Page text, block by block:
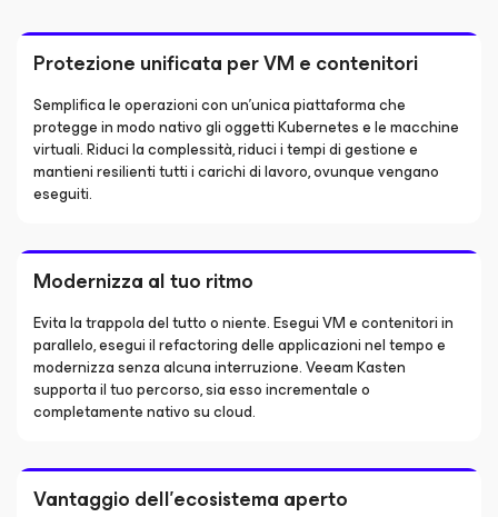
Protezione unificata per VM e contenitori
Semplifica le operazioni con un'unica piattaforma che
protegge in modo nativo gli oggetti Kubernetes e le macchine
virtuali. Riduci la complessità, riduci i tempi di gestione e
mantieni resilienti tutti i carichi di lavoro, ovunque vengano
eseguiti.
Modernizza al tuo ritmo
Evita la trappola del tutto o niente. Esegui VM e contenitori in
parallelo, esegui il refactoring delle applicazioni nel tempo e
modernizza senza alcuna interruzione. Veeam Kasten
supporta il tuo percorso, sia esso incrementale o
completamente nativo su cloud.
Vantaggio dell'ecosistema aperto